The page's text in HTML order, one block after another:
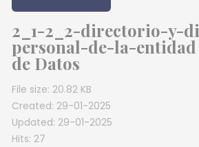
2_1-2_2-directorio-y-
personal-de-la-
de Datos
File size: 20.82 KB
Created: 29-01-2025
Updated: 29-01-2025
Hits: 27